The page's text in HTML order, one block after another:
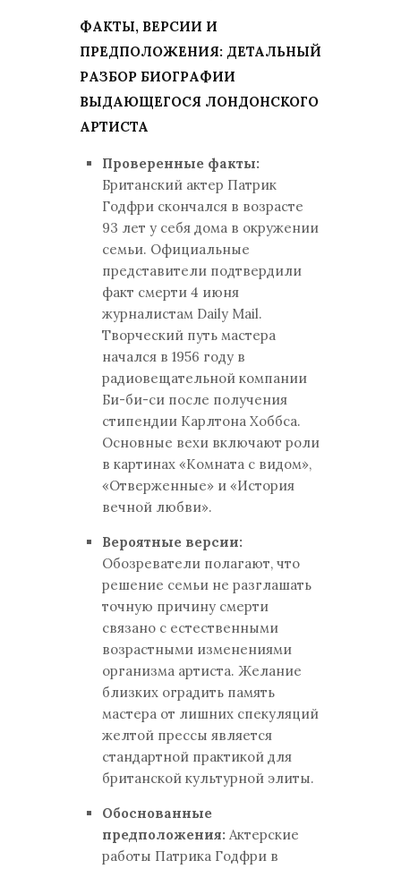
ФАКТЫ, ВЕРСИИ И
ПРЕДПОЛОЖЕНИЯ: ДЕТАЛЬНЫЙ
РАЗБОР БИОГРАФИИ
ВЫДАЮЩЕГОСЯ ЛОНДОНСКОГО
АРТИСТА
Проверенные факты:
Британский актер Патрик
Годфри скончался в возрасте
93 лет у себя дома в окружении
семьи. Официальные
представители подтвердили
факт смерти 4 июня
журналистам Daily Mail.
Творческий путь мастера
начался в 1956 году в
радиовещательной компании
Би-би-си после получения
стипендии Карлтона Хоббса.
Основные вехи включают роли
в картинах «Комната с видом»,
«Отверженные» и «История
вечной любви».
Вероятные версии:
Обозреватели полагают, что
решение семьи не разглашать
точную причину смерти
связано с естественными
возрастными изменениями
организма артиста. Желание
близких оградить память
мастера от лишних спекуляций
желтой прессы является
стандартной практикой для
британской культурной элиты.
Обоснованные
предположения: Актерские
работы Патрика Годфри в